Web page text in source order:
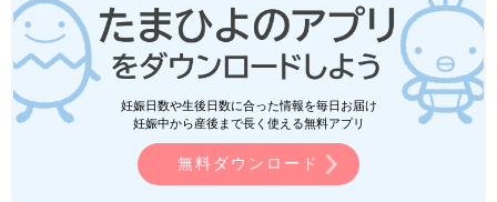
イプがあっておすすめなんです。軽量で持ち運
びに便利なタイプや、しっかり身体を温めてく
れる厚手タイプのものなど、種類も豊富！その
日の気温やシーンに合わせてそろえておくのも
良いですよね。今回は、GUで話題のアウター
をご紹介します。
GU「目を引くおしゃれなデザイン！」
「おすすめの新作＆定番商品も」春まで
使えるアイテム5選
まだまだ冷えますが、冬服はちょっとマンネ
リ...というかたも多いのではないでしょうか？
少しでも春らしい雰囲気を取り入れて、なおか
妊娠日数や生後日数に合った情報を毎日お届け
妊娠中から産後まで長く使える無料アプリ
無料ダウンロード